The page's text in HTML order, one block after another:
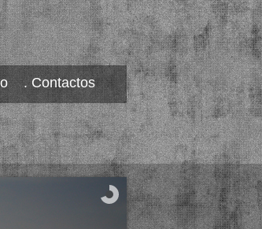
. Contactos